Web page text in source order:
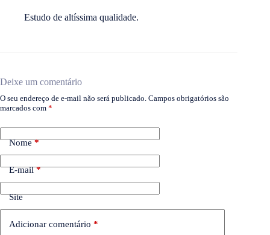
Estudo de altíssima qualidade.
Deixe um comentário
O seu endereço de e-mail não será publicado. Campos obrigatórios são
marcados com *
Nome*
E-mail*
Site
Adicionar comentário *